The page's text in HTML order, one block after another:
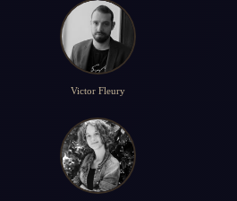
Victor Fleury